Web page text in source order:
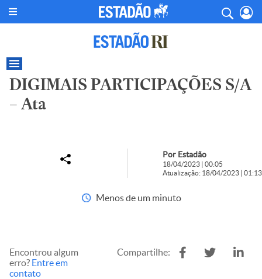
DIGIMAIS PARTICIPAÇÕES S/A
– Ata
Por Estadão
18/04/2023 | 00:05
Atualização: 18/04/2023 | 01:13
Menos de um minuto
Encontrou algum
erro? Entre em
contato
Compartilhe: